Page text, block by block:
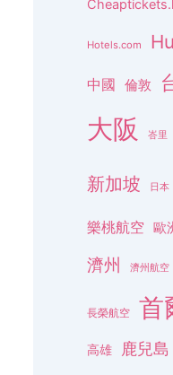
Hotels.com
中國 倫敦
大阪 峇里
新加坡 日本
樂桃航空 歐
濟州 濟州航空
長榮航空 首
高雄 鹿兒島